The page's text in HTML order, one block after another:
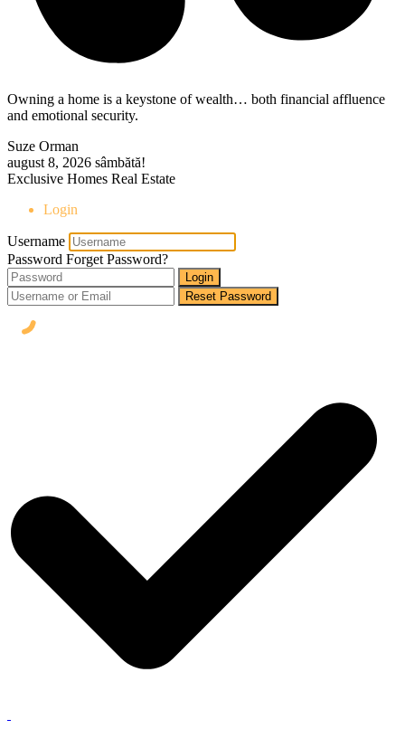
Owning a home is a keystone of wealth… both financial affluence
and emotional security.
Suze Orman
august 8, 2026 sâmbătă!
Exclusive Homes Real Estate
Login
Username
Password Forget Password?
Login
Reset Password